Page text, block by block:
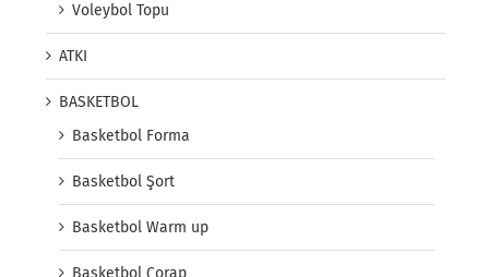
Voleybol Topu
ATKI
BASKETBOL
Basketbol Forma
Basketbol Şort
Basketbol Warm up